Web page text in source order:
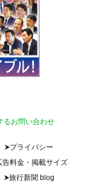
るお問い合わせ
プライバシー
告料金・掲載サイズ
旅行新聞 blog